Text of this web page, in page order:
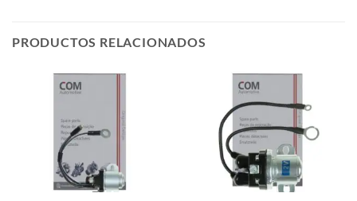
PRODUCTOS RELACIONADOS